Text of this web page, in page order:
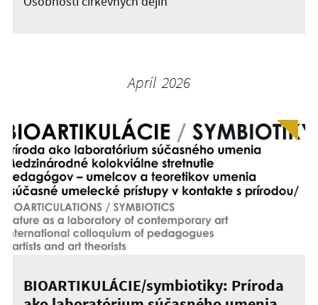
Apríl 2026
BIOARTIKULÁCIE/symbiotiky: Príroda